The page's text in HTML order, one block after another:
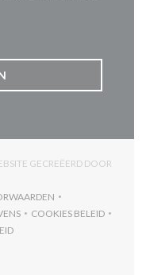
GECREËERD DOOR
VENSTER))IN EEN NIEUW
VENSTER))
COOKIES BELEID
((OPENT IN EEN
IN EEN NIEUW VENSTER))